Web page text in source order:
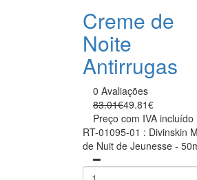
Creme de
Noite
Antirrugas
0 Avaliações
83.01€49.81€
Preço com IVA incluído
RT-01095-01 : Divinskin
de Nuit de Jeunesse -